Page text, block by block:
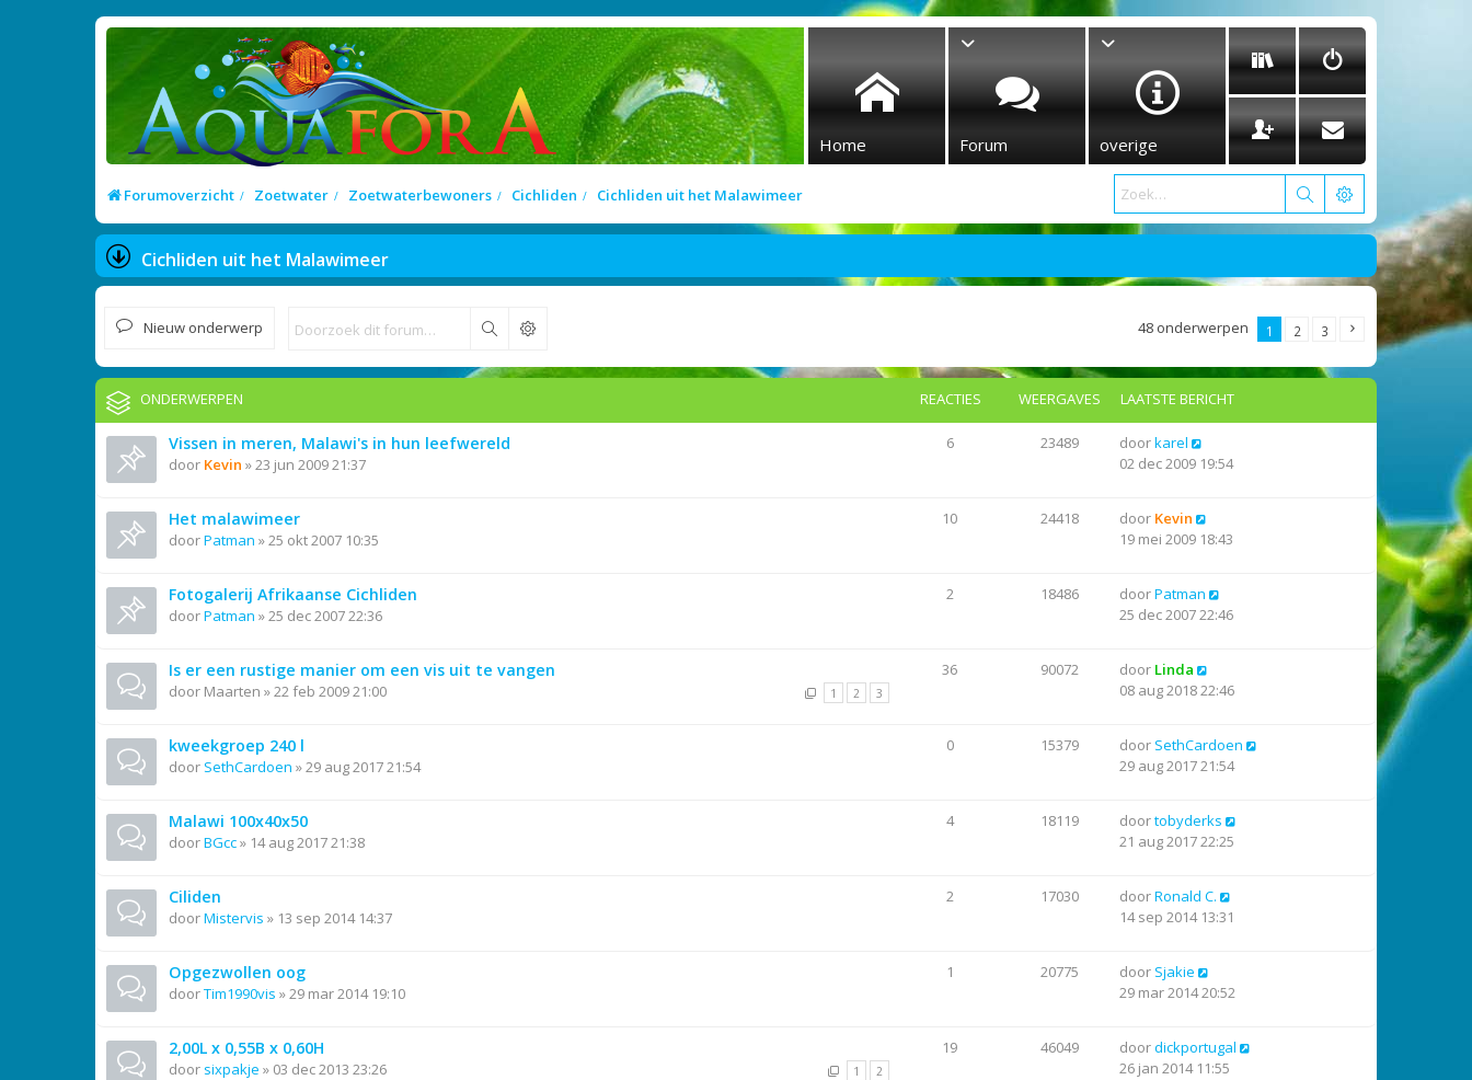
Home Forum overige
Forumoverzicht Zoetwater Zoetwaterbewoners Cichliden Cichliden uit het Malawimeer
Cichliden uit het Malawimeer
Nieuw onderwerp Zoek 48 onderwerpen 1 2 3
ONDERWERPEN REACTIES WEERGAVES LAATSTE BERICHT
Vissen in meren, Malawi's in hun leefwereld
door Kevin »23 jun 2009 21:37
6 23489 doorkarel
02 dec 2009 19:54
Het malawimeer
doorPatman »25 okt 2007 10:35
10 24418 door Kevin
19 mei 2009 18:43
Fotogalerij Afrikaanse Cichliden
doorPatman »25 dec 2007 22:36
2 18486 doorPatman
25 dec 2007 22:46
Is er een rustige manier om een vis uit te vangen
door Maarten »22 feb 2009 21:00 1 2 3
36 90072 door Linda
08 aug 2018 22:46
kweekgroep 240 l
door SethCardoen »29 aug 2017 21:54
0 15379 door SethCardoen
29 aug 2017 21:54
Malawi 100x40x50
doorBGcc» 14 aug 2017 21:38
4 18119 doortobyderks
21 aug 2017 22:25
Ciliden
doorMistervis » 13 sep 2014 14:37
2 17030 doorRonald C.
14 sep 2014 13:31
Opgezwollen oog
doorTim1990vis »29 mar 2014 19:10
1 20775 door Sjakie
29 mar 2014 20:52
2,00L x 0,55B x 0,60H
door sixpakje » 03 dec 2013 23:26 1 2
19 46049 doordickportugal
26 jan 2014 11:55